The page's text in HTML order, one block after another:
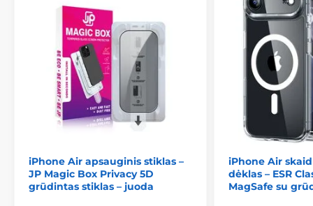
vandens garai pašalina dulkes.
Kruopščiai nuvalykite ir nuriebinkite ekraną,
nušluostykite sausu audiniu.
Sulygiuokite apsauginį sluoksnį naudodami
montavimo rėmelį.
Pašalinkite oro burbulus žiediniais judesiais, kad
lipnus sluoksnis tvirtai priliptų prie ekrano.
Kitos savybės:
100 % originalus produktas originalioje pakuotėje
Elegantiškas ir minimalistinis dizainas
iPhone Air apsauginis stiklas –
JP Magic Box Privacy 5D
grūdintas stiklas – juoda
iPhone Air
dėklas – ESR
MagSafe su